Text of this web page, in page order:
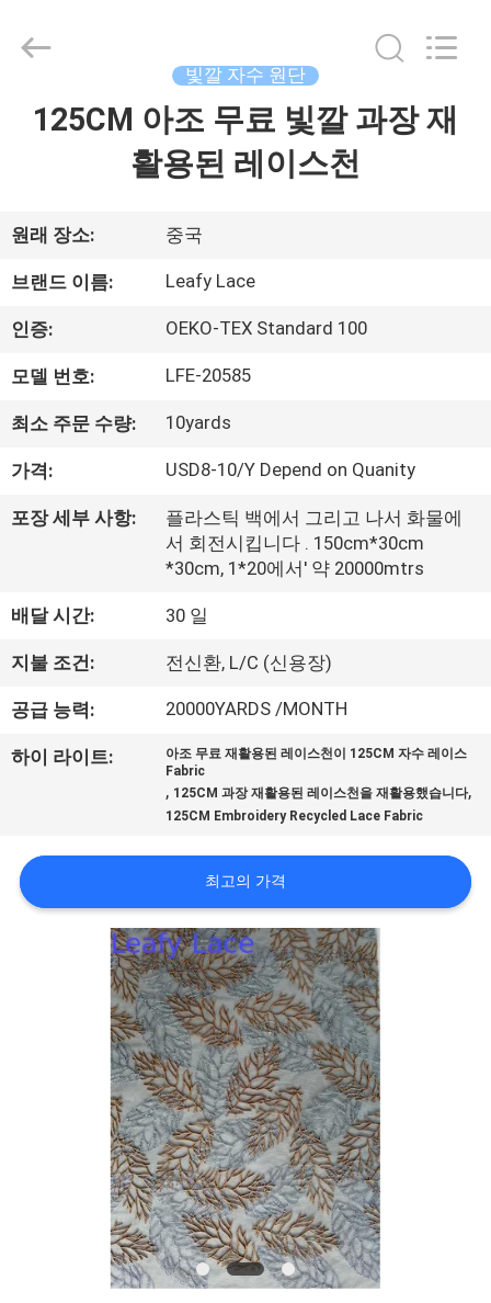
품
소
개
소
개
공
장
투
어
질
관
2021
빛깔 자수 원단
125CM 아조 무료 빛깔 과장 재
활용된 레이스천
원래 장소: 중국
브랜드 이름: Leafy Lace
인증: OEKO-TEX Standard 100
모델 번호: LFE-20585
최소 주문 수량: 10yards
가격: USD8-10/Y Depend on Quanity
포장 세부 사항:
플라스틱 백에서 그리고 나서 화물에
서 회전시킵니다 . 150cm*30cm
*30cm, 1*20에서' 약 20000mtrs
배달 시간: 30 일
지불 조건: 전신환, L/C (신용장)
공급 능력: 20000YARDS /MONTH
하이 라이트:
아조 무료 재활용된 레이스천이 125CM 자수 레이스
Fabric
, 125CM 과장 재활용된 레이스천을 재활용했습니다,
125CM Embroidery Recycled Lace Fabric
최고의 가격